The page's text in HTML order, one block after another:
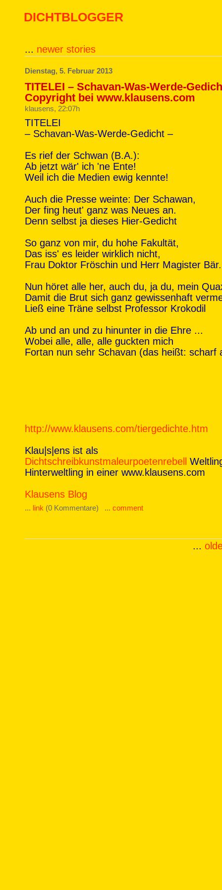
DICHTBLOGGER
... newer stories
Dienstag, 5. Februar 2013
TITELEI – Schavan-Was-Werde-
Copyright bei www.klausens.com
klausens, 22:07h
TITELEI
– Schavan-Was-Werde-Gedicht –
Es rief der Schwan (B.A.):
Ab jetzt wär' ich 'ne Ente!
Weil ich die Medien ewig kennte!
Auch die Presse weinte: Der Schawan,
Der fing heut' ganz was Neues an.
Denn selbst ja dieses Hier-Gedicht
So ganz von mir, du hohe Fakultät,
Das iss' es leider wirklich nicht,
Frau Doktor Fröschin und Herr Magister Bär.
Nun höret alle her, auch du, ja du, mein
Damit die Brut sich ganz gewissenhaft
Ließ eine Träne selbst Professor Krokodil
Ab und an und zu hinunter in die Ehre ...
Wobei alle, alle, alle guckten mich
Fortan nun sehr Schavan (das heißt: scharf
http://www.klausens.com/tiergedichte.htm
Klau|s|ens ist als
Dichtschreibkunstmaleurpoetenrebell
Hinterweltling in einer www.klausens.com
Klausens Blog
... link (0 Kommentare) ... comment
...